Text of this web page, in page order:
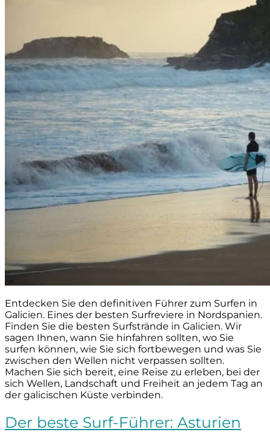
Entdecken Sie den definitiven Führer zum Surfen in
Galicien. Eines der besten Surfreviere in Nordspanien.
Finden Sie die besten Surfstrände in Galicien. Wir
sagen Ihnen, wann Sie hinfahren sollten, wo Sie
surfen können, wie Sie sich fortbewegen und was Sie
zwischen den Wellen nicht verpassen sollten.
Machen Sie sich bereit, eine Reise zu erleben, bei der
sich Wellen, Landschaft und Freiheit an jedem Tag an
der galicischen Küste verbinden.
Der beste Surf-Führer: Asturien